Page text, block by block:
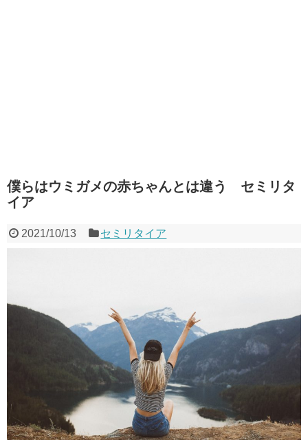
僕らはウミガメの赤ちゃんとは違う セミリタ
イア
2021/10/13 セミリタイア